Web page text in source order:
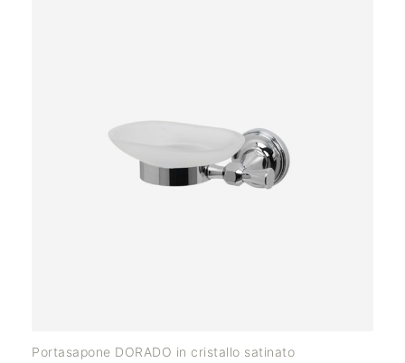
Portasapone DORADO in cristallo satinato